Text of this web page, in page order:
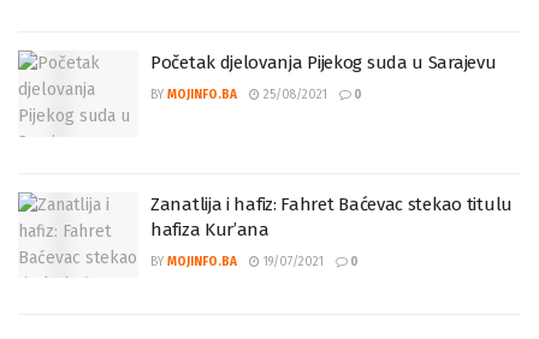
Početak djelovanja Pijekog suda u Sarajevu
BY MOJINFO.BA 25/08/2021 0
Zanatlija i hafiz: Fahret Baćevac stekao titulu
hafiza Kur’ana
BY MOJINFO.BA 19/07/2021 0